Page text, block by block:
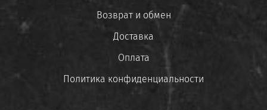
Возврат и обмен
Доставка
Оплата
Политика конфиденциальности